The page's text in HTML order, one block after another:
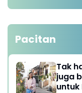
Pacitan
Tak
juga
untuk